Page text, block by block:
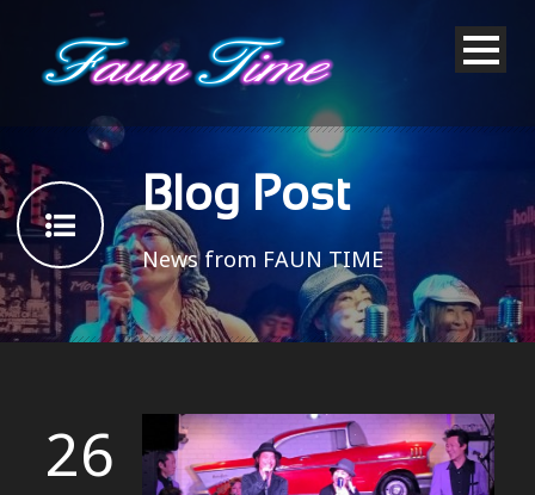
Blog Post
News from FAUN TIME
26